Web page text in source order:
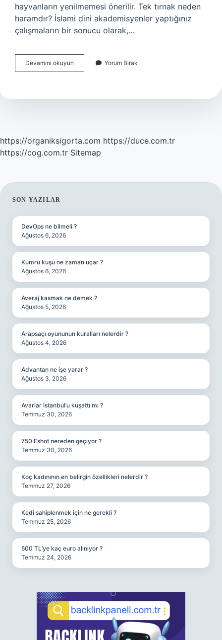
hayvanların yenilmemesi önerilir. Tek tırnak neden
haramdır? İslami dini akademisyenler yaptığınız
çalışmaların bir sonucu olarak,…
Devamını okuyun
Tırnaklı
Neden
Yorum Bırak
https://organiksigorta.com https://duce.com.tr
https://cog.com.tr Sitemap
SIDEBAR
SON YAZILAR
DevOps ne bilmeli ?
Ağustos 6, 2026
Kumru kuşu ne zaman uçar ?
Ağustos 6, 2026
Averaj kasmak ne demek ?
Ağustos 5, 2026
Arapsaçı oyununun kuralları nelerdir ?
Ağustos 4, 2026
Advantan ne işe yarar ?
Ağustos 3, 2026
Avarlar İstanbul’u kuşattı mı ?
Temmuz 30, 2026
750 Eshot nereden geçiyor ?
Temmuz 30, 2026
Koç kadınının en belirgin özellikleri nelerdir ?
Temmuz 27, 2026
Kedi sahiplenmek için ne gerekli ?
Temmuz 25, 2026
500 TL’ye kaç euro alınıyor ?
Temmuz 24, 2026